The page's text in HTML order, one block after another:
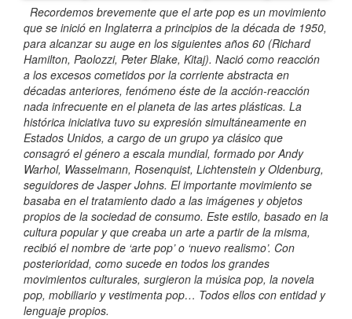
Recordemos brevemente que el arte pop es un movimiento
que se inició en Inglaterra a principios de la década de 1950,
para alcanzar su auge en los siguientes años 60 (Richard
Hamilton, Paolozzi, Peter Blake, Kitaj). Nació como reacción
a los excesos cometidos por la corriente abstracta en
décadas anteriores, fenómeno éste de la acción-reacción
nada infrecuente en el planeta de las artes plásticas. La
histórica iniciativa tuvo su expresión simultáneamente en
Estados Unidos, a cargo de un grupo ya clásico que
consagró el género a escala mundial, formado por Andy
Warhol, Wasselmann, Rosenquist, Lichtenstein y Oldenburg,
seguidores de Jasper Johns. El importante movimiento se
basaba en el tratamiento dado a las imágenes y objetos
propios de la sociedad de consumo. Este estilo, basado en la
cultura popular y que creaba un arte a partir de la misma,
recibió el nombre de ‘arte pop’ o ‘nuevo realismo’. Con
posterioridad, como sucede en todos los grandes
movimientos culturales, surgieron la música pop, la novela
pop, mobiliario y vestimenta pop… Todos ellos con entidad y
lenguaje propios.